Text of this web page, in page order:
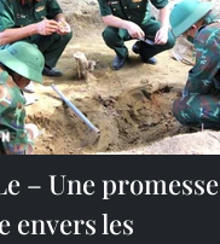
– Une promesse
envers les